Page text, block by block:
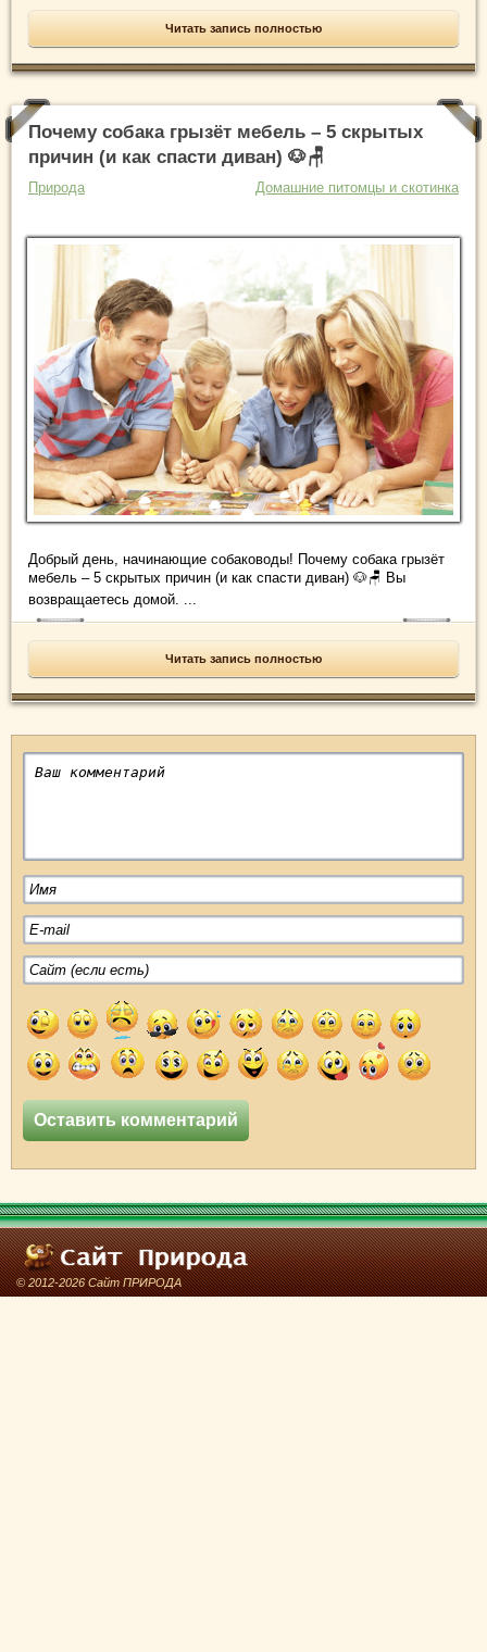
Читать запись полностью
Почему собака грызёт мебель – 5 скрытых
причин (и как спасти диван) 🐶🪑
Природа Домашние питомцы и скотинка
Добрый день, начинающие собаководы! Почему собака грызёт
мебель – 5 скрытых причин (и как спасти диван) 🐶🪑 Вы
возвращаетесь домой. ...
Читать запись полностью
© 2012-2026 Сайт ПРИРОДА